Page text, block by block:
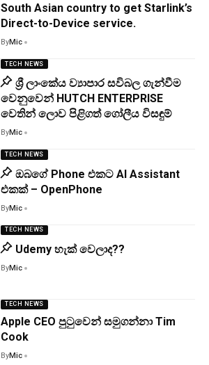
South Asian country to get Starlink’s
Direct-to-Device service.
ByMic
TECH NEWS
ශ්‍රී ලාංකේය ව්‍යාපාර සවිබල ගැන්වීම
වෙනුවෙන් HUTCH ENTERPRISE
වෙතින් ලොව පිළිගත් ගෝලීය විසඳුම්
ByMic
TECH NEWS
ඔබගේ Phone එකට AI Assistant
එකක් – OpenPhone
ByMic
TECH NEWS
Udemy හැක් වෙලාද??
ByMic
TECH NEWS
Apple CEO පුටුවෙන් සමුගන්නා Tim
Cook
ByMic